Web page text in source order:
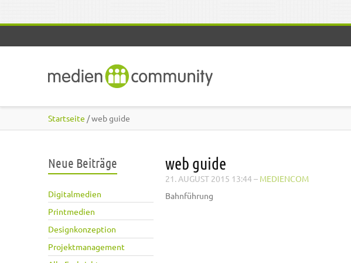
Startseite / web guide
Neue Beiträge
Digitalmedien
Printmedien
Designkonzeption
Projektmanagement
web guide
21. AUGUST 2015 13:44 – MEDIENCOM
Bahnführung